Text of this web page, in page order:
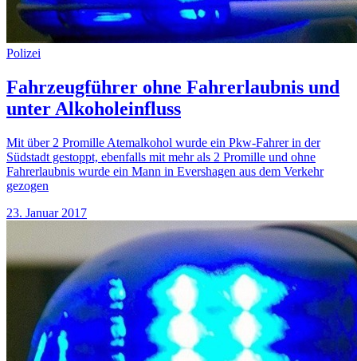
Polizei
Fahrzeugführer ohne Fahrerlaubnis und
unter Alkoholeinfluss
Mit über 2 Promille Atemalkohol wurde ein Pkw-Fahrer in der
Südstadt gestoppt, ebenfalls mit mehr als 2 Promille und ohne
Fahrerlaubnis wurde ein Mann in Evershagen aus dem Verkehr
gezogen
23. Januar 2017